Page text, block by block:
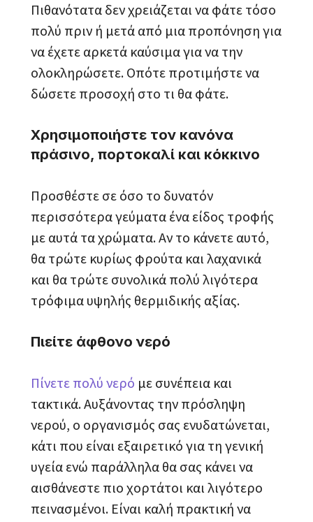
Πιθανότατα δεν χρειάζεται να φάτε τόσο
πολύ πριν ή μετά από μια προπόνηση για
να έχετε αρκετά καύσιμα για να την
ολοκληρώσετε. Οπότε προτιμήστε να
δώσετε προσοχή στο τι θα φάτε.
Χρησιμοποιήστε τον κανόνα
πράσινο, πορτοκαλί και κόκκινο
Προσθέστε σε όσο το δυνατόν
περισσότερα γεύματα ένα είδος τροφής
με αυτά τα χρώματα. Αν το κάνετε αυτό,
θα τρώτε κυρίως φρούτα και λαχανικά
και θα τρώτε συνολικά πολύ λιγότερα
τρόφιμα υψηλής θερμιδικής αξίας.
Πιείτε άφθονο νερό
Πίνετε πολύ νερό με συνέπεια και
τακτικά. Αυξάνοντας την πρόσληψη
νερού, ο οργανισμός σας ενυδατώνεται,
κάτι που είναι εξαιρετικό για τη γενική
υγεία ενώ παράλληλα θα σας κάνει να
αισθάνεστε πιο χορτάτοι και λιγότερο
πεινασμένοι. Είναι καλή πρακτική να